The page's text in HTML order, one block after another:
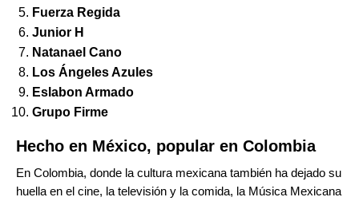
Fuerza Regida
Junior H
Natanael Cano
Los Ángeles Azules
Eslabon Armado
Grupo Firme
Hecho en México, popular en Colombia
En Colombia, donde la cultura mexicana también ha dejado su
huella en el cine, la televisión y la comida, la Música Mexicana